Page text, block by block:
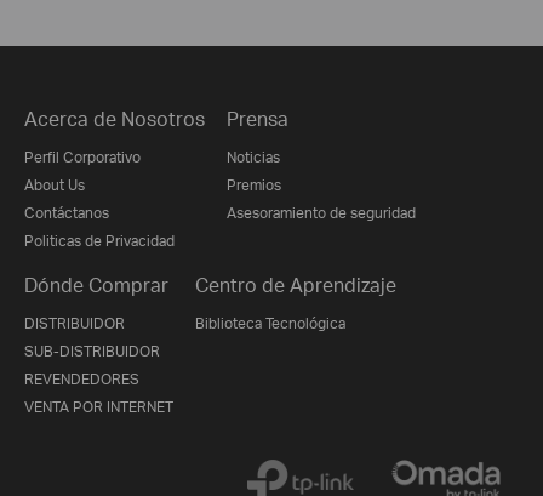
Acerca de Nosotros
Perfil Corporativo
About Us
Contáctanos
Politicas de Privacidad
Prensa
Noticias
Premios
Asesoramiento de seguridad
Dónde Comprar
DISTRIBUIDOR
SUB-DISTRIBUIDOR
REVENDEDORES
VENTA POR INTERNET
Centro de Aprendizaje
Biblioteca Tecnológica